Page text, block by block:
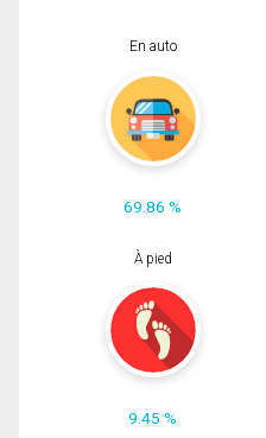
En auto
69.86 %
À pied
9.45 %